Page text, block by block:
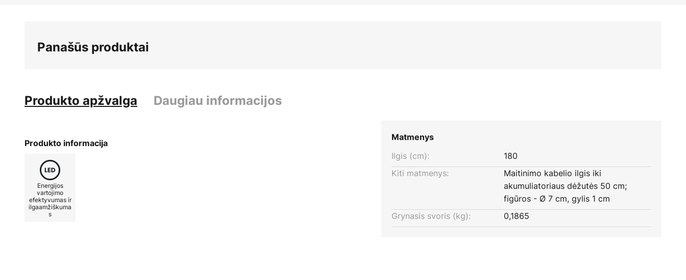
Panašūs produktai
Produkto apžvalga Daugiau informacijos
Produkto informacija
Energijos
vartojimo
efektyvumas ir
ilgaamžiškuma
s
Matmenys
Ilgis (cm):
180
Kiti matmenys:
Maitinimo kabelio ilgis iki
akumuliatoriaus dėžutės 50 cm;
figūros - Ø 7 cm, gylis 1 cm
Grynasis svoris (kg):
0,1865